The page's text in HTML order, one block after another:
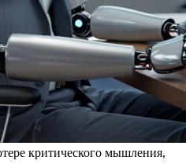
критического мышления,